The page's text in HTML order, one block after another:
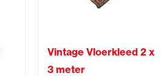
Vintage Vloerkleed 2 x
3 meter